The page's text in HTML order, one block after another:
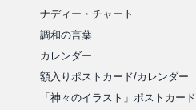
ナディー・チャート
調和の言葉
カレンダー
額入りポストカード/カレンダー
「神々のイラスト」ポストカード